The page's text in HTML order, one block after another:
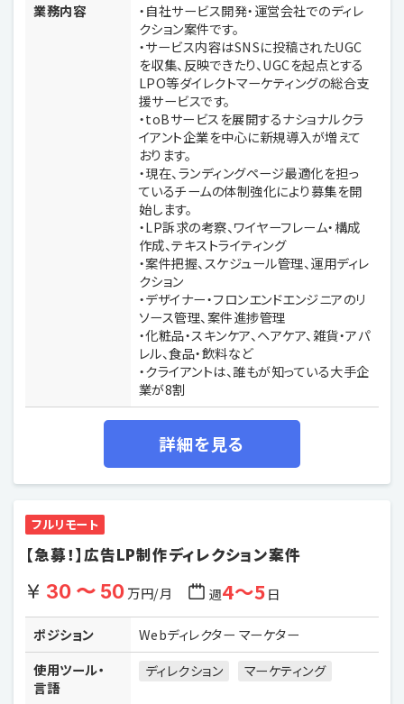
業務内容
・自社サービス開発・運営会社でのディレ
クション案件です。
・サービス内容はSNSに投稿されたUGC
を収集、反映できたり、UGCを起点とする
LPO等ダイレクトマーケティングの総合支
援サービスです。
・toBサービスを展開するナショナルクラ
イアント企業を中心に新規導入が増えて
おります。
・現在、ランディングページ最適化を担っ
ているチームの体制強化により募集を開
始します。
・LP訴求の考察、ワイヤーフレーム・構成
作成、テキストライティング
・案件把握、スケジュール管理、運用ディレ
クション
・デザイナー・フロンエンドエンジニアのリ
ソース管理、案件進捗管理
・化粧品・スキンケア、ヘアケア、雑貨・アパ
レル、食品・飲料など
・クライアントは、誰もが知っている大手企
業が8割
詳細を見る
フルリモート
【急募！】広告LP制作ディレクション案件
30 〜 50万円/月 週4〜5日
ポジション
Webディレクター マーケター
使用ツール・
言語
ディレクション マーケティング